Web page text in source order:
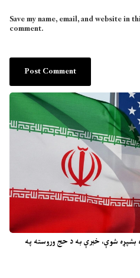
بشپړه شوې، خبرې به د حج وروسته په
Save my name, email, and website in
comment.